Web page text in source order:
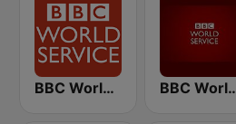
BBC World Service BBC